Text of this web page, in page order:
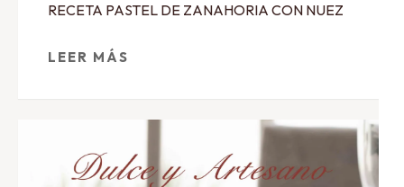
RECETA PASTEL DE ZANAHORIA CON NUEZ
LEER MÁS